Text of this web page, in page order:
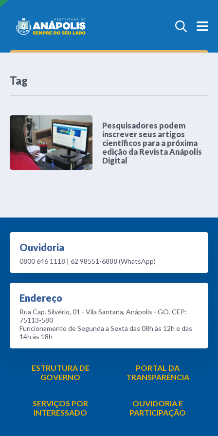
Tag
Pesquisadores podem
inscrever seus artigos
científicos para a próxima
edição da Revista Anápolis
Digital
Ouvidoria
0800 646 1118 | 62 98551-6888 (WhatsApp)
Endereço
Rua Cap. Silvério, 01 - Vila Santana, Anápolis - GO. CEP:
75113-580
Funcionamento de Segunda a Sexta das 08h às 12h e das
14h às 18h
ESTRUTURA DE
GOVERNO
PORTAL DA
TRANSPARÊNCIA
SERVIÇOS POR
INTERESSADO
OUVIDORIA E
PARTICIPAÇÃO